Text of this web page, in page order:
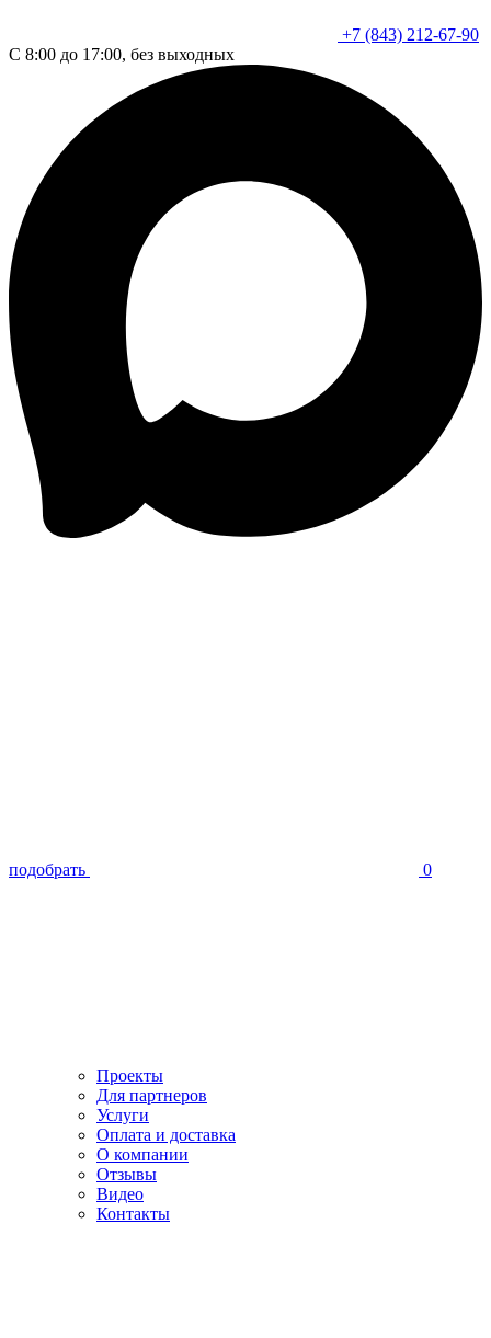
+7 (843) 212-67-90
С 8:00 до 17:00, без выходных
подобрать 0
Проекты
Для партнеров
Услуги
Оплата и доставка
О компании
Отзывы
Видео
Контакты